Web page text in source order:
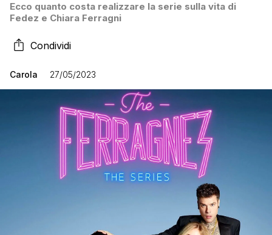
Ecco quanto costa realizzare la serie sulla vita di
Fedez e Chiara Ferragni
Condividi
Carola 27/05/2023